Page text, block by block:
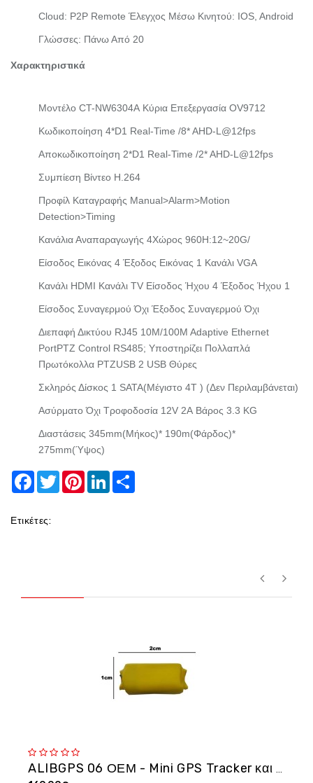
Cloud: P2P Remote Έλεγχος Μέσω Κινητού: IOS, Android
Γλώσσες: Πάνω Από 20
Χαρακτηριστικά
Μοντέλο CT-NW6304Α Κύρια Επεξεργασία OV9712
Κωδικοποίηση 4*D1 Real-Time /8* AHD-L@12fps
Αποκωδικοποίηση 2*D1 Real-Time /2* AHD-L@12fps
Συμπίεση Βίντεο H.264
Προφίλ Καταγραφής Manual>alarm>motion
Detection>timing
Κανάλια Αναπαραγωγής 4Χώρος 960H:12~20G/
Είσοδος Εικόνας 4 Έξοδος Εικόνας 1 Κανάλι VGA
Κανάλι HDMI Κανάλι TV Είσοδος Ήχου 4 Έξοδος Ήχου 1
Είσοδος Συναγερμού Όχι Έξοδος Συναγερμού Όχι
Διεπαφή Δικτύου RJ45 10M/100M Adaptive Ethernet
PortPTZ Control RS485; Υποστηρίζει Πολλαπλά
Πρωτόκολλα PTZUSB 2 USB Θύρες
Σκληρός Δίσκος 1 SATA(μέγιστο 4T ) (δεν Περιλαμβάνεται)
Ασύρματο Όχι Τροφοδοσία 12V 2A Βάρος 3.3 KG
Διαστάσεις 345mm(μήκος)* 190m(φάρδος)*
275mm(ύψος)
Facebook
TwitterPinterestLinkedIn
Ετικέτες:
ALIBGPS 06 ΟΕΜ - Mini GPS Tracker και φω�...